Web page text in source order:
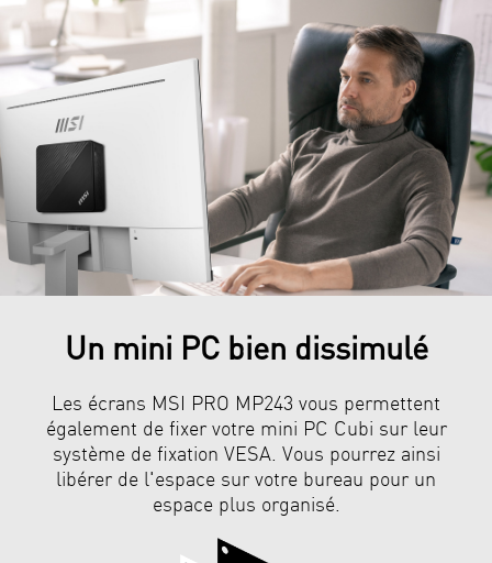
Un mini PC bien dissimulé
Les écrans MSI PRO MP243 vous permettent
également de fixer votre mini PC Cubi sur leur
système de fixation VESA. Vous pourrez ainsi
libérer de l'espace sur votre bureau pour un
espace plus organisé.